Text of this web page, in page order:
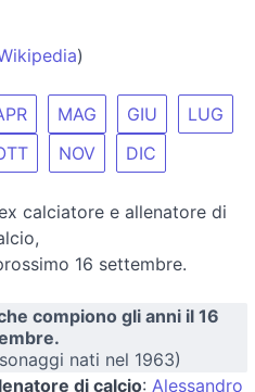
)
MAG GIU
LUG
NOV DIC
calciatore e allenatore di
16 settembre.
compiono gli anni il 16
nati nel 1963)
di calcio: Alessandro